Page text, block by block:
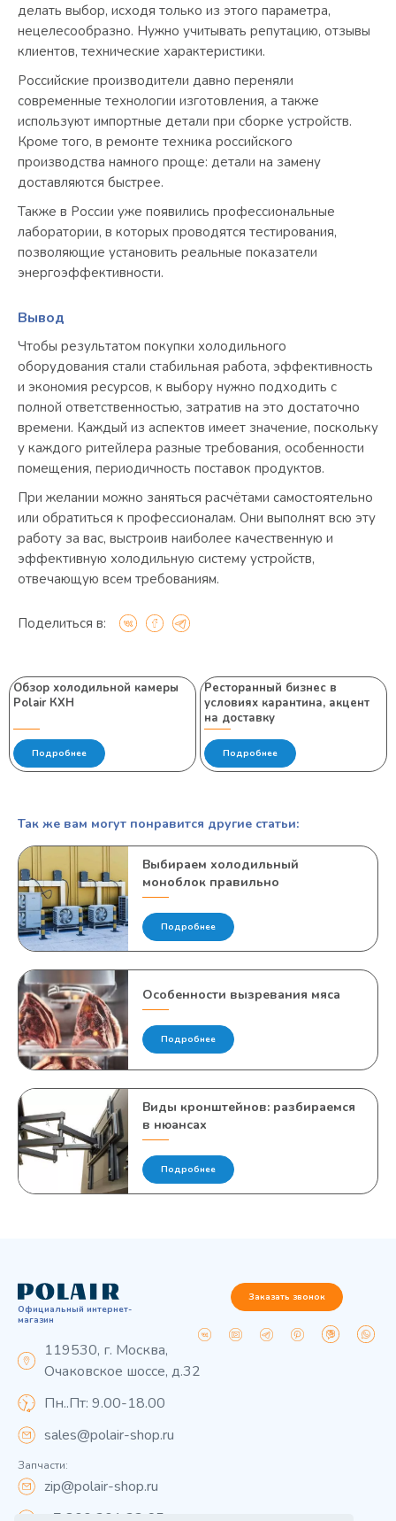
делать выбор, исходя только из этого параметра,
нецелесообразно. Нужно учитывать репутацию, отзывы
клиентов, технические характеристики.
Российские производители давно переняли
современные технологии изготовления, а также
используют импортные детали при сборке устройств.
Кроме того, в ремонте техника российского
производства намного проще: детали на замену
доставляются быстрее.
Также в России уже появились профессиональные
лаборатории, в которых проводятся тестирования,
позволяющие установить реальные показатели
энергоэффективности.
Вывод
Чтобы результатом покупки холодильного
оборудования стали стабильная работа, эффективность
и экономия ресурсов, к выбору нужно подходить с
полной ответственностью, затратив на это достаточно
времени. Каждый из аспектов имеет значение, поскольку
у каждого ритейлера разные требования, особенности
помещения, периодичность поставок продуктов.
При желании можно заняться расчётами самостоятельно
или обратиться к профессионалам. Они выполнят всю эту
работу за вас, выстроив наиболее качественную и
эффективную холодильную систему устройств,
отвечающую всем требованиям.
Поделиться в:
Обзор холодильной камеры
Polair КХН
Подробнее
Ресторанный бизнес в
условиях карантина, акцент
на доставку
Подробнее
Так же вам могут понравится другие статьи:
Выбираем холодильный
моноблок правильно
Подробнее
Особенности вызревания мяса
Подробнее
Виды кронштейнов: разбираемся
в нюансах
Подробнее
Официальный интернет-
магазин
119530, г. Москва,
Очаковское шоссе, д.32
Пн..Пт: 9.00-18.00
sales@polair-shop.ru
Запчасти:
zip@polair-shop.ru
Заказать звонок